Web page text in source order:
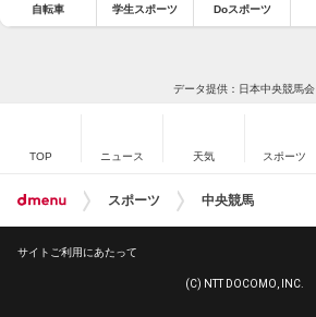
自転車 学生スポーツ Doスポーツ
データ提供：日本中央競馬会
TOP ニュース 天気 スポーツ
スポーツ 中央競馬
サイトご利用にあたって
(C) NTT DOCOMO, INC.